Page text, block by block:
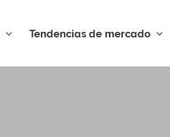
Tendencias de mercado